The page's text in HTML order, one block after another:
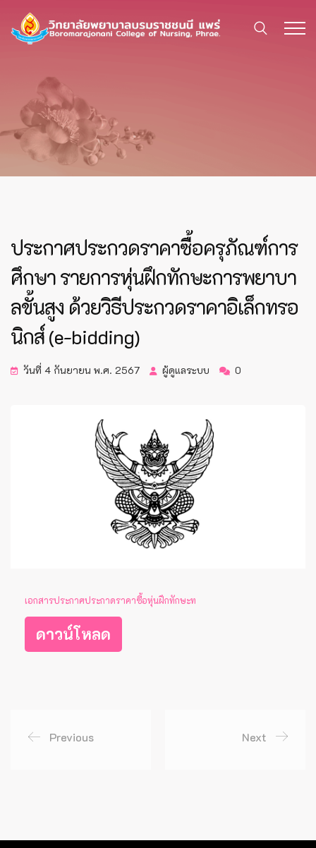
ประกาศประกวดราคาซื้อครุภัณฑ์การ
ศึกษา รายการหุ่นฝึกทักษะการพยาบา
ลขั้นสูง ด้วยวิธีประกวดราคาอิเล็กทรอ
นิกส์ (e-bidding)
วันที่ 4 กันยายน พ.ศ. 2567 ผู้ดูแลระบบ 0
เอกสารประกาศประกาดราคาซื้อหุ่นฝึกทักษะท
ดาวน์โหลด
Previous Next